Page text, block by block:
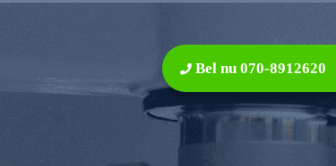
Bel nu 070-8912620